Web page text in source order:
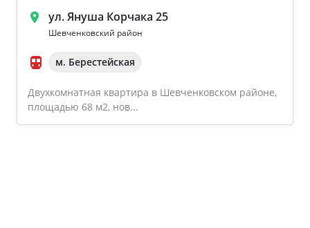
ул. Януша Корчака 25
Шевченковский район
м. Берестейская
Двухкомнатная квартира в Шевченковском районе,
площадью 68 м2, нов...